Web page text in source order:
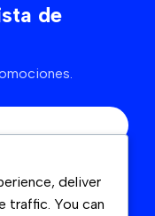
de
condiciones
deliver
traffic. You can